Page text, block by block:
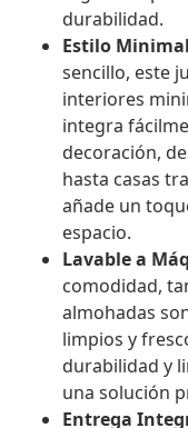
durabilidad.
Estilo
sencillo, este
interiores
integra
decoración,
hasta casas
añade un
espacio.
Lavable a
comodidad,
almohadas
limpios y
durabilidad y
una solución
Entrega